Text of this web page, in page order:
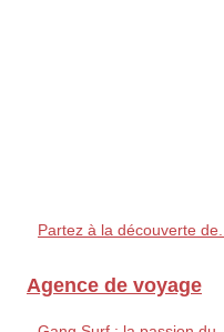
Partez à la découverte de...
Agence de voyage